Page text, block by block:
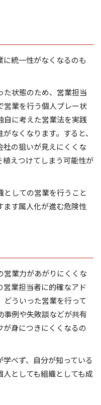
統一性がなくなるのも
た状態のため、営業担当
営業を行う個人プレー状
自に考えた営業法を実践
なくなります。すると、
社の狙いが見えにくくな
えつけてしまう可能性が
しての営業を行うこと
ます属人化が進む危険性
営業力があがりにくくな
営業担当者に的確なアド
ういった営業を行って
事例や失敗談などが共有
が身につきにくくなるの
べず、自分が知っている
としても組織としても成